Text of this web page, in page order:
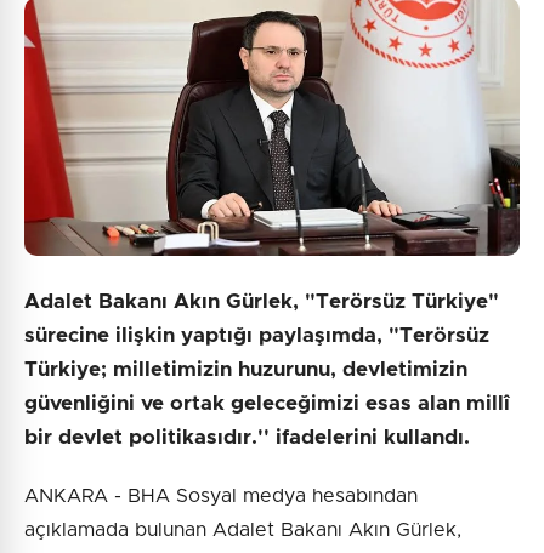
Adalet Bakanı Akın Gürlek, "Terörsüz Türkiye"
sürecine ilişkin yaptığı paylaşımda, "Terörsüz
Türkiye; milletimizin huzurunu, devletimizin
güvenliğini ve ortak geleceğimizi esas alan millî
bir devlet politikasıdır.'' ifadelerini kullandı.
ANKARA - BHA Sosyal medya hesabından
açıklamada bulunan Adalet Bakanı Akın Gürlek,